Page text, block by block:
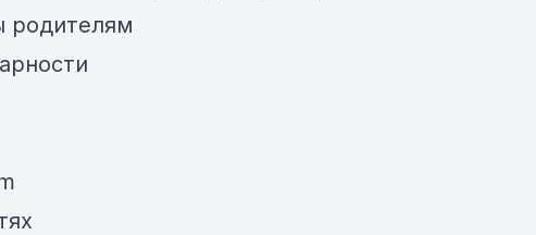
родителям